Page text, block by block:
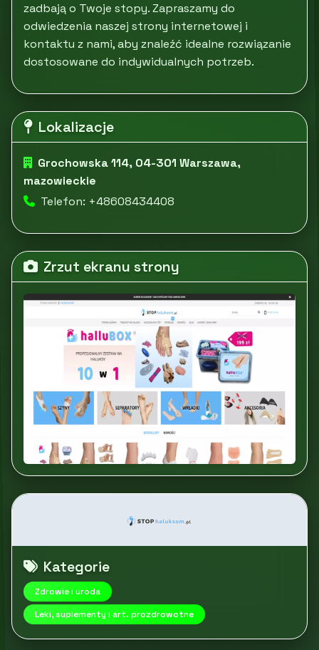
zadbają o Twoje stopy. Zapraszamy do
odwiedzenia naszej strony internetowej i
kontaktu z nami, aby znaleźć idealne rozwiązanie
dostosowane do indywidualnych potrzeb.
Lokalizacje
Grochowska 114, 04-301 Warszawa,
mazowieckie
Telefon: +48608434408
Zrzut ekranu strony
Kategorie
Zdrowie i uroda
Leki, suplementy i art. prozdrowotne